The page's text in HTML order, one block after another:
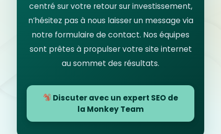
centré sur votre retour sur investissement,
n’hésitez pas à nous laisser un message via
notre formulaire de contact. Nos équipes
sont prêtes à propulser votre site internet
au sommet des résultats.
Discuter avec un expert SEO de
la Monkey Team